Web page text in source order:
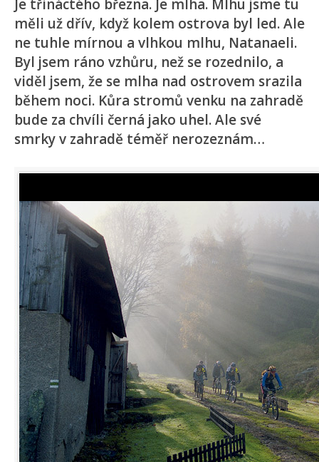
Je třináctého března. Je mlha. Mlhu jsme tu
měli už dřív, když kolem ostrova byl led. Ale
ne tuhle mírnou a vlhkou mlhu, Natanaeli.
Byl jsem ráno vzhůru, než se rozednilo, a
viděl jsem, že se mlha nad ostrovem srazila
během noci. Kůra stromů venku na zahradě
bude za chvíli černá jako uhel. Ale své
smrky v zahradě téměř nerozeznám…